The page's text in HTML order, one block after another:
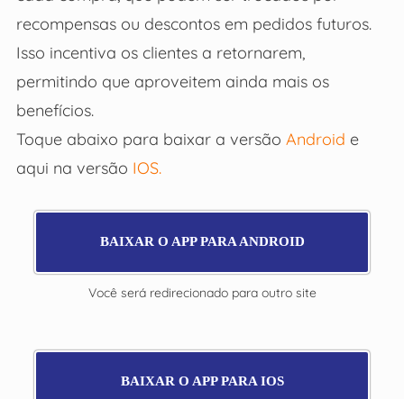
recompensas ou descontos em pedidos futuros.
Isso incentiva os clientes a retornarem,
permitindo que aproveitem ainda mais os
benefícios.
Toque abaixo para baixar a versão Android e
aqui na versão IOS.
BAIXAR O APP PARA ANDROID
Você será redirecionado para outro site
BAIXAR O APP PARA IOS